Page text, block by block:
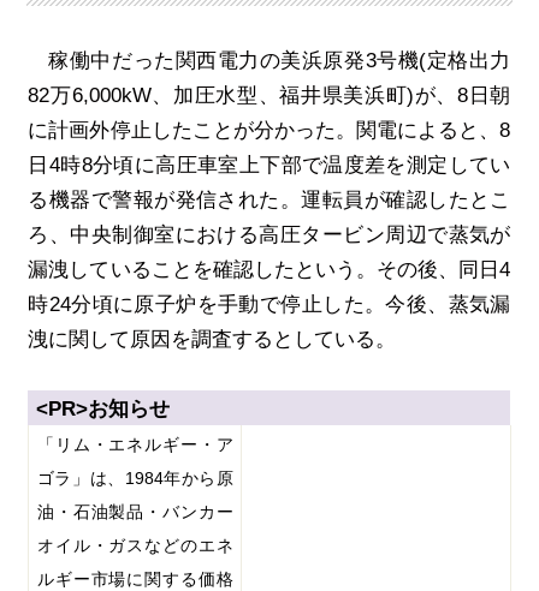
お問い合わせ
年間休刊日
サイトマップ
採用情報
Rim Energy Media(韓国語)
稼働中だった関西電力の美浜原発3号機(定格出力
82万6,000kW、加圧水型、福井県美浜町)が、8 日朝
に計画外停止したことが分かった。関電によると、8
日 4時8分頃に高圧車室上下部で温度差を測定してい
る機器で警報が発信された。運転員が確認したとこ
ろ、中央制御室における高圧タービン周辺で蒸気が
漏洩していることを確認したという。その後、同日4
時24分頃に原子炉を手動で停止した。今後、蒸気漏
洩に関して原因を調査するとしている。
<PR>お知らせ
「リム・エネルギー・ア
ゴラ」は、 1984年から原
油・石油製品・バンカー
オイル・ガスなどのエネ
ルギー市場に関する価格